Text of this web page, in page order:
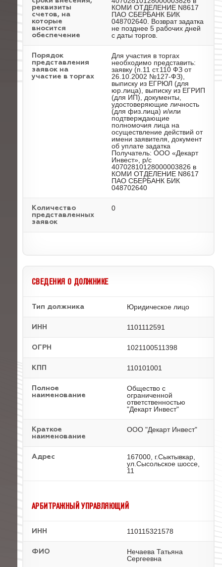
реквизиты
счетов, на
которые
вносится
обеспечение
КОМИ ОТДЕЛЕНИЕ N8617
ПАО СБЕРБАНК БИК
048702640. Возврат задатка
не позднее 5 рабочих дней
с даты торгов.
Порядок
представления
заявок на
участие в торгах
Для участия в торгах
необходимо представить:
заявку (п.11 ст.110 ФЗ от
26.10.2002 №127-ФЗ),
выписку из ЕГРЮЛ (для
юр.лица), выписку из ЕГРИП
(для ИП), документы,
удостоверяющие личность
(для физ.лица) и/или
подтверждающие
полномочия лица на
осуществление действий от
имени заявителя, документ
об уплате задатка
Получатель: ООО «Декарт
Инвест», р/с
40702810128000003826 в
КОМИ ОТДЕЛЕНИЕ N8617
ПАО СБЕРБАНК БИК
048702640
Количество
представленных
заявок
0
СВЕДЕНИЯ О ДОЛЖНИКЕ
Тип должника Юридическое лицо
ИНН 1101112591
ОГРН 1021100511398
КПП 110101001
Полное
наименование
Общество с
ограниченной
ответственностью
"Декарт Инвест"
Краткое
наименование
ООО "Декарт Инвест"
Адрес
167000, г.Сыктывкар,
ул.Сысольское шоссе,
11
АРБИТРАЖНЫЙ УПРАВЛЯЮЩИЙ
ИНН 110115321578
ФИО
Нечаева Татьяна
Сергеевна